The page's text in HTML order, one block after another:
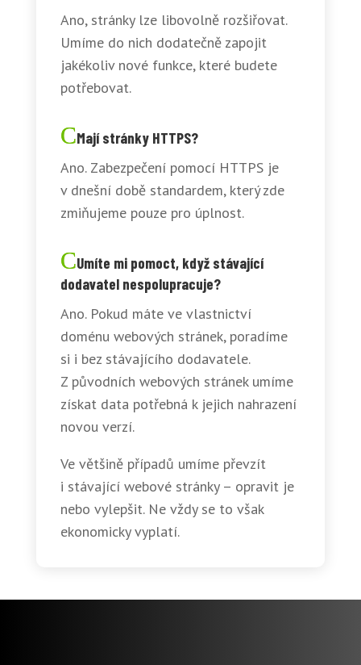
Ano, stránky lze libovolně rozšiřovat.
Umíme do nich dodatečně zapojit
jakékoliv nové funkce, které budete
potřebovat.
Mají stránky HTTPS?
Ano. Zabezpečení pomocí HTTPS je
v dnešní době standardem, který zde
zmiňujeme pouze pro úplnost.
Umíte mi pomoct, když stávající
dodavatel nespolupracuje?
Ano. Pokud máte ve vlastnictví
doménu webových stránek, poradíme
si i bez stávajícího dodavatele.
Z původních webových stránek umíme
získat data potřebná k jejich nahrazení
novou verzí.
Ve většině případů umíme převzít
i stávající webové stránky – opravit je
nebo vylepšit. Ne vždy se to však
ekonomicky vyplatí.